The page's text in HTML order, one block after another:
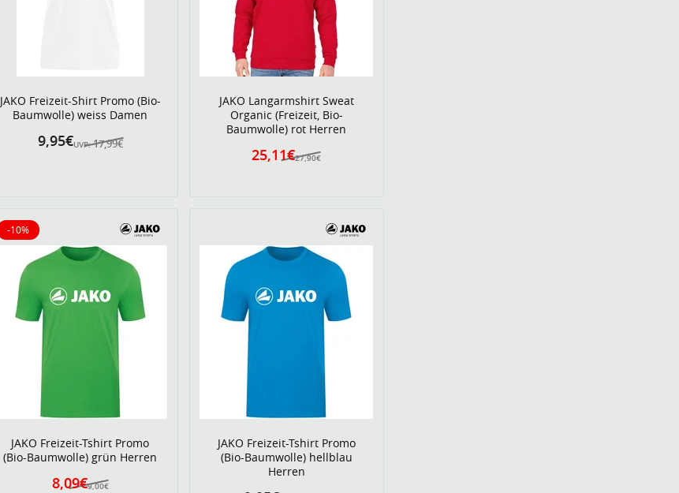
JAKO Freizeit-Shirt Promo (Bio-
Baumwolle) weiss Damen
UVP: 17,99€
9,95€
JAKO Langarmshirt Sweat
Organic (Freizeit, Bio-
Baumwolle) rot Herren
27,90€
25,11€
JAKO Freizeit-Tshirt Promo
(Bio-Baumwolle) grün Herren
9,00€
8,09€
-10%
10% reduziert
JAKO Freizeit-Tshirt Promo
(Bio-Baumwolle) hellblau
Herren